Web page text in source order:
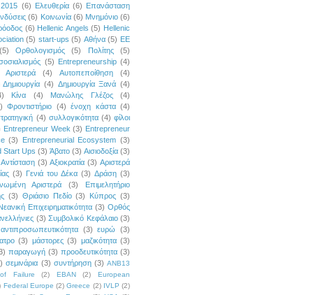
(6) Ελευθερία (6) Επανάσταση
(6) Κοινωνία (6) Μνημόνιο (6)
(6) Hellenic Angels (5) Hellenic
(5) start-ups (5) Αθήνα (5) ΕΕ
(5) Ορθολογισμός (5) Πολίτης
(5)
(5) Entrepreneurship (4)
Αριστερά (4) Αυτοπεποίθηση
(4)
Δημιουργία (4) Δημιουργία Ξανά (4)
Κίνα (4) Μανώλης Γλέζος
(4)
Φροντιστήριο (4) ένοχη κάστα (4)
(4) συλλογικότητα (4) φίλοι
Entrepreneur Week (3) Entrepreneur
(3) Entrepreneurial Ecosystem (3)
Start Ups (3) Άβατο (3) Αισιοδοξία (3)
Αντίσταση (3) Αξιοκρατία (3) Αριστερά
(3) Γενιά του Δέκα (3) Δράση (3)
Αριστερά (3)
Επιμελητήριο
(3) Θριάσιο Πεδίο (3) Κύπρος (3)
Επιχειρηματικότητα (3) Ορθός
(3) Συμβολικό Κεφάλαιο (3)
αντιπροσωπευτικότητα (3) ευρώ
(3)
(3) μάστορες (3) μαζικότητα (3)
παραγωγή (3) προοδευτικότητα (3)
σεμινάρια (3) συντήρηση (3) ANB13
Failure (2) EBAN (2)
European
Federal Europe (2) Greece (2) IVLP (2)